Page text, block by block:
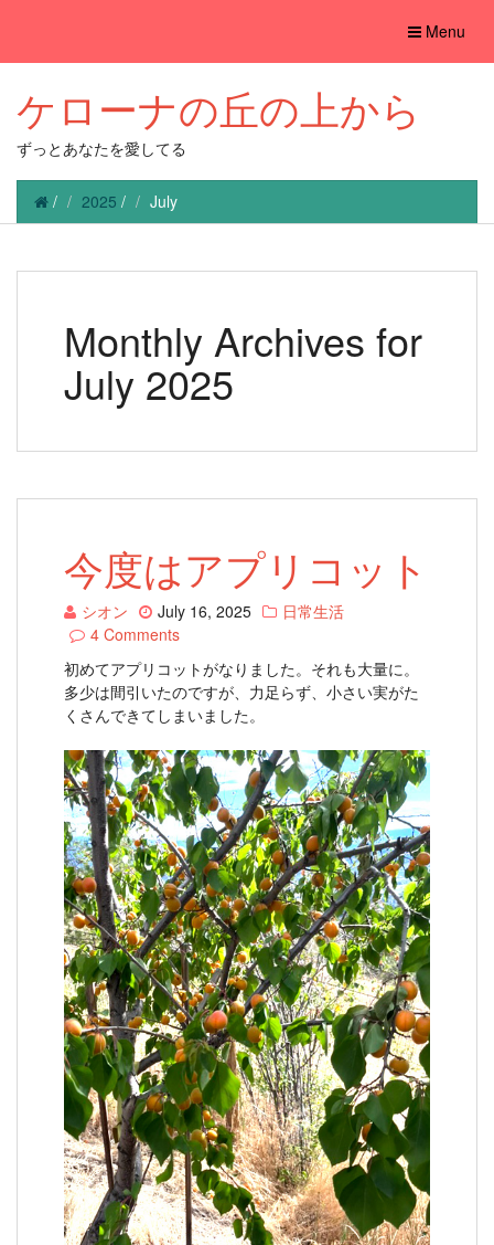
Toggle
Menu
ケローナの丘の上から
ずっとあなたを愛してる
/ 2025 / July
Monthly Archives for
July 2025
今度はアプリコット
シオン July 16, 2025
日常生活
4 Comments
初めてアプリコットがなりました。それも大量に。
多少は間引いたのですが、力足らず、小さい実がた
くさんできてしまいました。